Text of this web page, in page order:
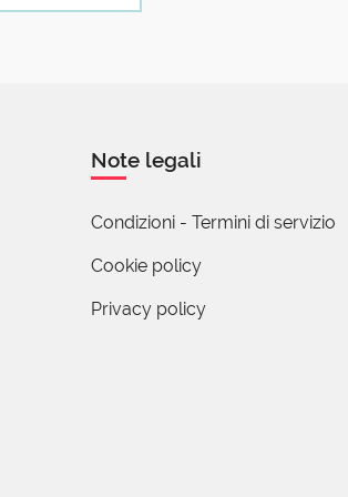
Note legali
Condizioni - Termini di servizio
Cookie policy
Privacy policy